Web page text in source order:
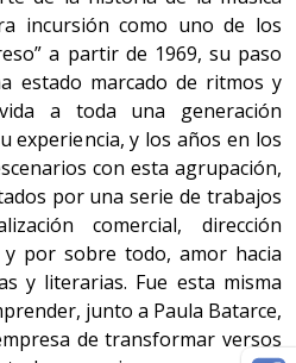
incursión como uno de los
a partir de 1969, su paso
estado marcado de ritmos y
a toda una generación
experiencia, y los años en los
con esta agrupación,
por una serie de trabajos
comercial, dirección
por sobre todo, amor hacia
y literarias. Fue esta misma
junto a Paula Batarce,
de transformar versos